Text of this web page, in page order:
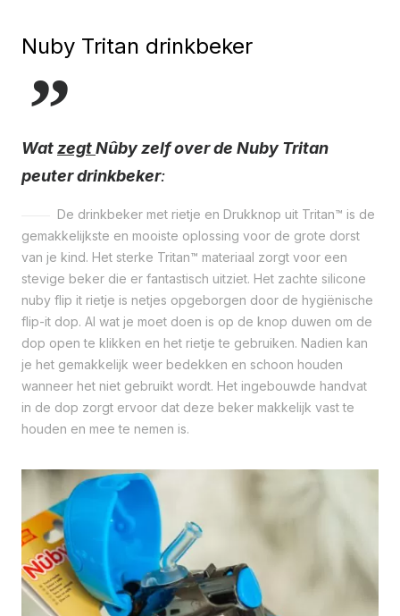
Nuby Tritan drinkbeker
WatzegtNûby zelf over de Nuby Tritan
peuter drinkbeker:
De drinkbeker met rietje en Drukknop uit Tritan™ is de
gemakkelijkste en mooiste oplossing voor de grote dorst
van je kind. Het sterke Tritan™ materiaal zorgt voor een
stevige beker die er fantastisch uitziet. Het zachte silicone
nuby flip it rietje is netjes opgeborgen door de hygiënische
flip-it dop. Al wat je moet doen is op de knop duwen om de
dop open te klikken en het rietje te gebruiken. Nadien kan
je het gemakkelijk weer bedekken en schoon houden
wanneer het niet gebruikt wordt. Het ingebouwde handvat
in de dop zorgt ervoor dat deze beker makkelijk vast te
houden en mee te nemen is.